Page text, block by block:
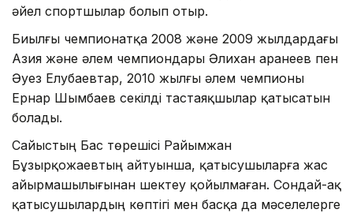
әйел спортшылар болып отыр.
Биылғы чемпионатқа 2008 және 2009 жылдардағы
Азия және әлем чемпиондары Әлихан Қаранеев пен
Әуез Елубаевтар, 2010 жылғы әлем чемпионы
Ернар Шымбаев секілді тастаяқшылар қатысатын
болады.
Сайыстың Бас төрешісі Райымжан
Бұзырқожаевтың айтуынша, қатысушыларға жас
айырмашылығынан шектеу қойылмаған. Сондай-ақ
қатысушылардың көптігі мен басқа да мәселелерге